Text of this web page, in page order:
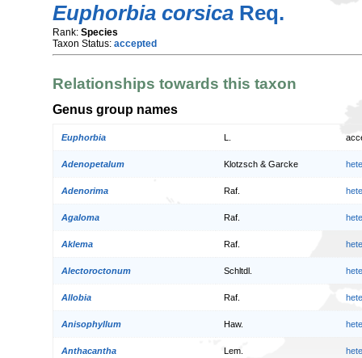
Euphorbia corsica Req.
Rank: Species
Taxon Status: accepted
Relationships towards this taxon
Genus group names
Euphorbia
Adenopetalum Klotzsch & Garcke
Adenorima Raf.
Agaloma Raf.
Aklema Raf.
Alectoroctonum Schltdl.
Allobia Raf.
Anisophyllum Haw.
Anthacantha Lem.